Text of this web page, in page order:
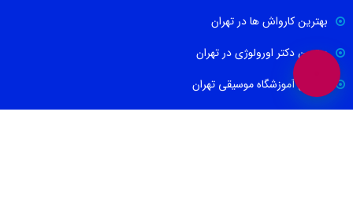
بهترین کارواش ها در تهران
بهترین دکتر اورولوژی در تهران
بهترین آموزشگاه موسیقی تهران